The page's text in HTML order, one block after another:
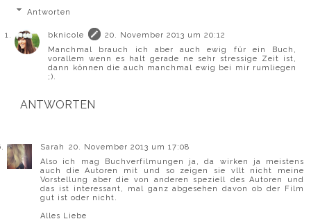
Antworten
bknicole
20. November 2013 um 20:12
Manchmal brauch ich aber auch ewig für ein Buch,
vorallem wenn es halt gerade ne sehr stressige Zeit ist,
dann können die auch manchmal ewig bei mir rumliegen
;).
ANTWORTEN
Sarah
20. November 2013 um 17:08
Also ich mag Buchverfilmungen ja, da wirken ja meistens
auch die Autoren mit und so zeigen sie vllt nicht meine
Vorstellung aber die von anderen speziell des Autoren und
das ist interessant, mal ganz abgesehen davon ob der Film
gut ist oder nicht.
Alles Liebe